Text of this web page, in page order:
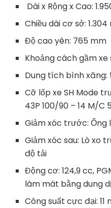
Dài x Rộng x Cao:
Chiều dài cơ sở:
Độ cao yên: 765 mm
Khoảng cách gầm xe
Dung tích bình xăng:
Cỡ lốp xe SH Mode
43P 100/90 – 14 M/C
Giảm xóc trước: Ống
Giảm xóc sau: Lò xo
độ tải
Động cơ: 124,9 cc,
làm mát bằng dung
Công suất cực đại: